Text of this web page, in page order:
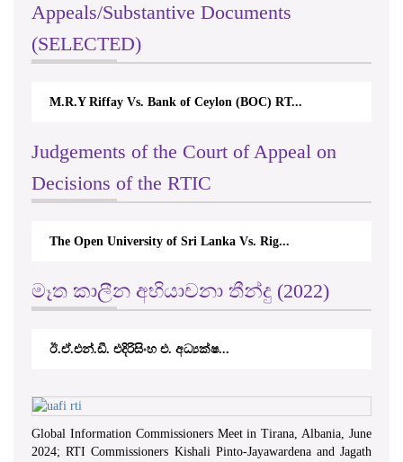
Appeals/Substantive Documents
(SELECTED)
M.R.Y Riffay Vs. Bank of Ceylon (BOC) RT...
Judgements of the Court of Appeal on
Decisions of the RTIC
The Open University of Sri Lanka Vs. Rig...
මෑත කාලීන අභියාචනා තීන්දු (2022)
ඊ.ඒ.එන්.ඩී. එදිරිසිංහ එ. අධ්‍යක්ෂ...
Global Information Commissioners Meet in Tirana, Albania, June
2024; RTI Commissioners Kishali Pinto-Jayawardena and Jagath